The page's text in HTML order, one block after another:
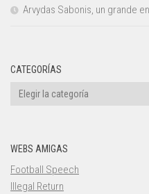
Arvydas Sabonis, un grande
CATEGORÍAS
Categorías
WEBS AMIGAS
Football Speech
Illegal Return